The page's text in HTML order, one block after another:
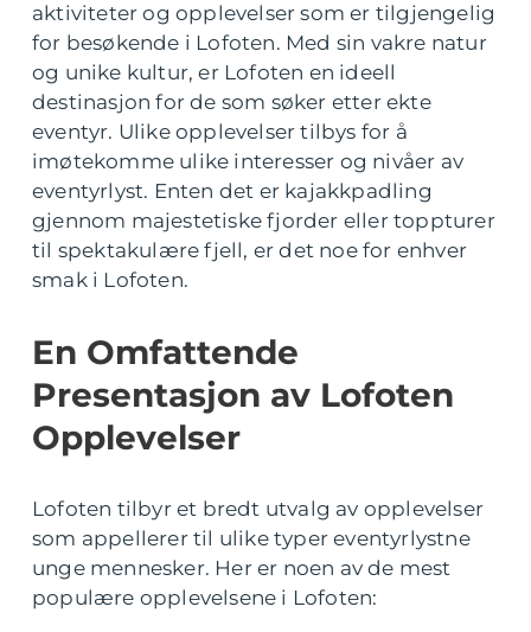
aktiviteter og opplevelser som er tilgjengelig
for besøkende i Lofoten. Med sin vakre natur
og unike kultur, er Lofoten en ideell
destinasjon for de som søker etter ekte
eventyr. Ulike opplevelser tilbys for å
imøtekomme ulike interesser og nivåer av
eventyrlyst. Enten det er kajakkpadling
gjennom majestetiske fjorder eller toppturer
til spektakulære fjell, er det noe for enhver
smak i Lofoten.
En Omfattende
Presentasjon av Lofoten
Opplevelser
Lofoten tilbyr et bredt utvalg av opplevelser
som appellerer til ulike typer eventyrlystne
unge mennesker. Her er noen av de mest
populære opplevelsene i Lofoten: